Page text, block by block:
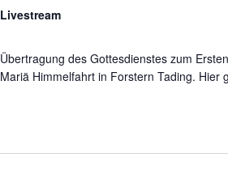
Livestream
Übertragung des Gottesdienstes zum
Mariä Himmelfahrt in Forstern Tading. Hier